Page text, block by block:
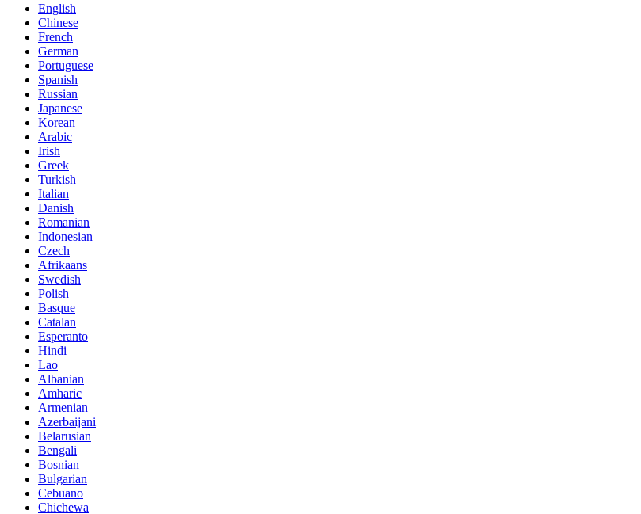
English
Chinese
French
German
Portuguese
Spanish
Russian
Japanese
Korean
Arabic
Irish
Greek
Turkish
Italian
Danish
Romanian
Indonesian
Czech
Afrikaans
Swedish
Polish
Basque
Catalan
Esperanto
Hindi
Lao
Albanian
Amharic
Armenian
Azerbaijani
Belarusian
Bengali
Bosnian
Bulgarian
Cebuano
Chichewa